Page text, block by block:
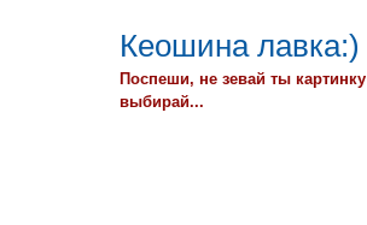
Кеошина лавка:)
Поспеши, не зевай ты картинку
выбирай...